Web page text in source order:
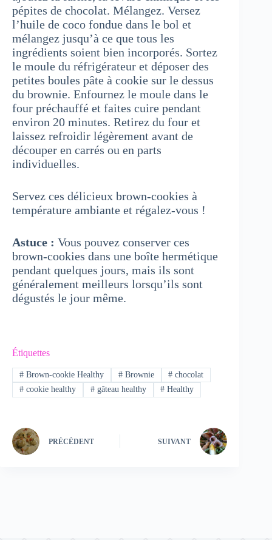
pépites de chocolat. Mélangez. Versez
l’huile de coco fondue dans le bol et
mélangez jusqu’à ce que tous les
ingrédients soient bien incorporés. Sortez
le moule du réfrigérateur et déposer des
petites boules pâte à cookie sur le dessus
du brownie. Enfournez le moule dans le
four préchauffé et faites cuire pendant
environ 20 minutes. Retirez du four et
laissez refroidir légèrement avant de
découper en carrés ou en parts
individuelles.
Servez ces délicieux brown-cookies à
température ambiante et régalez-vous !
Astuce : Vous pouvez conserver ces
brown-cookies dans une boîte hermétique
pendant quelques jours, mais ils sont
généralement meilleurs lorsqu’ils sont
dégustés le jour même.
Étiquettes
#Brown-cookie Healthy #Brownie # chocolat
#cookie healthy #gâteau healthy # Healthy
PRÉCÉDENT SUIVANT